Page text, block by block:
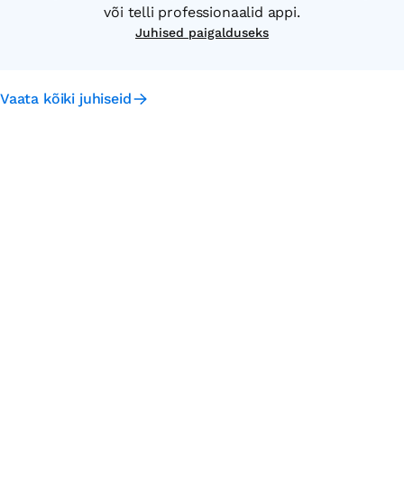
või telli professionaalid appi.
Juhised paigalduseks
Vaata kõiki juhiseid